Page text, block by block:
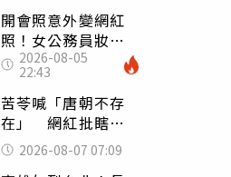
開會照意外變網紅
照！女公務員妝容
掀2千則留言 本人
怒嗆：化妝有錯嗎
2026-08-05
22:43
苦苓喊「唐朝不存
在」 網紅批瞎編
歷史：李白、杜甫
用鮮卑文寫詩？
2026-08-07 07:09